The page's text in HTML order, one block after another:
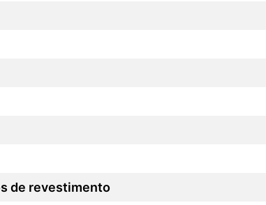
de revestimento